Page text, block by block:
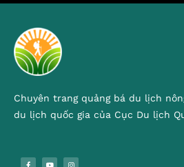
Chuyên trang quảng bá du lịch
du lịch quốc gia của Cục Du lịch